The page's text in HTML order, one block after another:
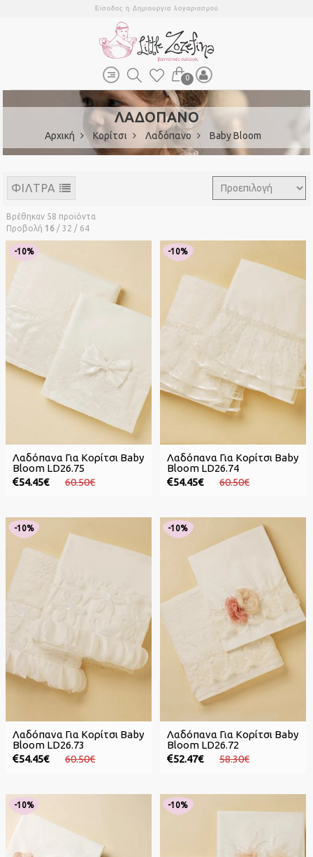
Είσοδος ή Δημιουργία λογαριασμού
0
ΛΑΔΟΠΑΝΟ
Αρχική Κορίτσι Λαδόπανο Baby Bloom
ΦΙΛΤΡΑ
Βρέθηκαν 58 προϊόντα
Προβολή 16 / 32 / 64
-10%
Λαδόπανα Για Κορίτσι Baby
Bloom LD26.75
54.45€
60.50€
-10%
Λαδόπανα Για Κορίτσι Baby
Bloom LD26.74
54.45€
60.50€
-10%
Λαδόπανα Για Κορίτσι Baby
Bloom LD26.73
54.45€
60.50€
-10%
Λαδόπανα Για Κορίτσι Baby
Bloom LD26.72
52.47€
58.30€
-10% -10%